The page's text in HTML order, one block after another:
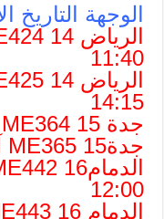
الوجهة التاريخ
11:40
14:15
جدة ME364 15 آذار 2020 08:55 12:25
جدةME365 15 آذار 2020 13:25 14:55
12:00